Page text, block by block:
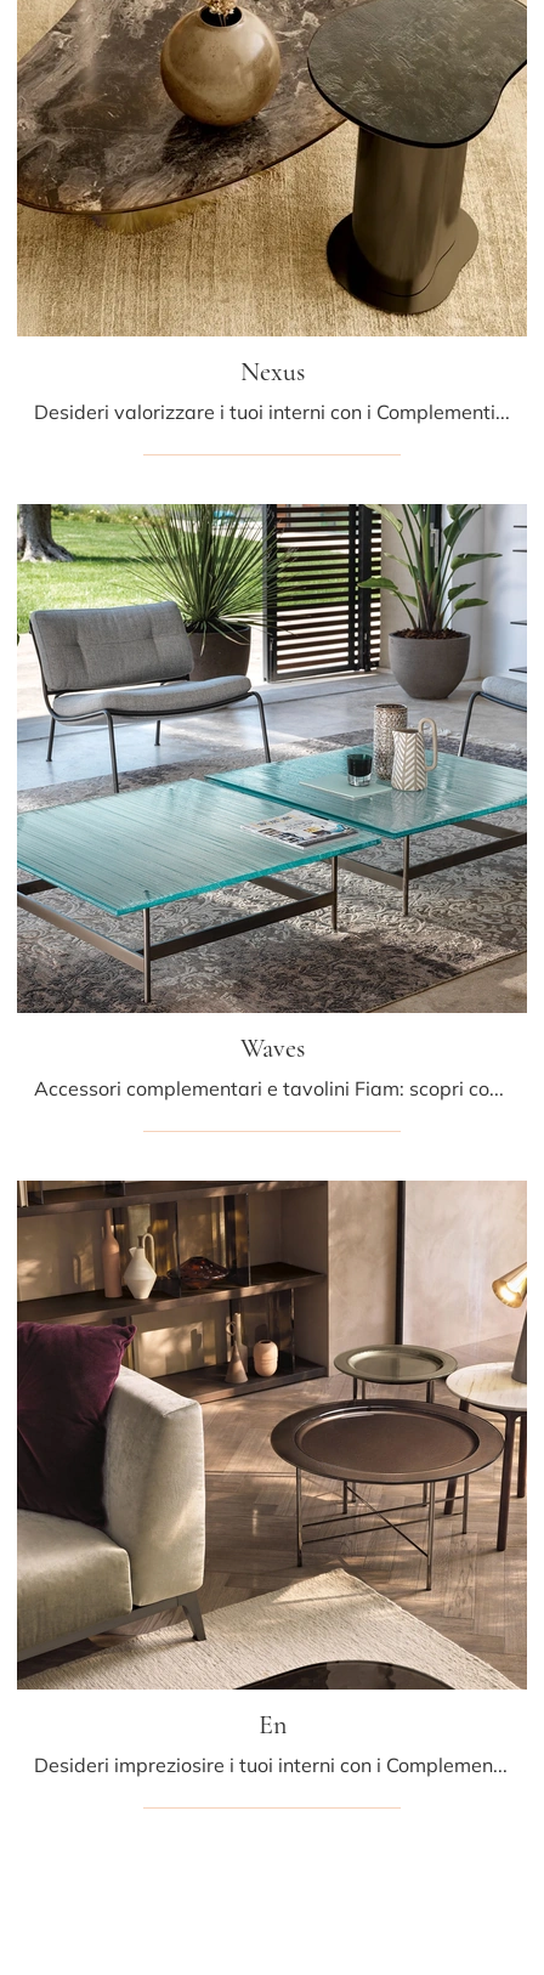
Nexus
Desideri valorizzare i tuoi interni con i Complementi Bontempi? Eccoti diversi modelli di tavolini in gres come Nexus.
Waves
Accessori complementari e tavolini Fiam: scopri come arricchire i tuoi spazi design con il modello Waves.
En
Desideri impreziosire i tuoi interni con i Complementi Fiam? Ecco qui diversi modelli di tavolini in vetro come En.